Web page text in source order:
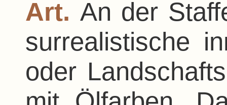
Art. An der
surrealistische
oder